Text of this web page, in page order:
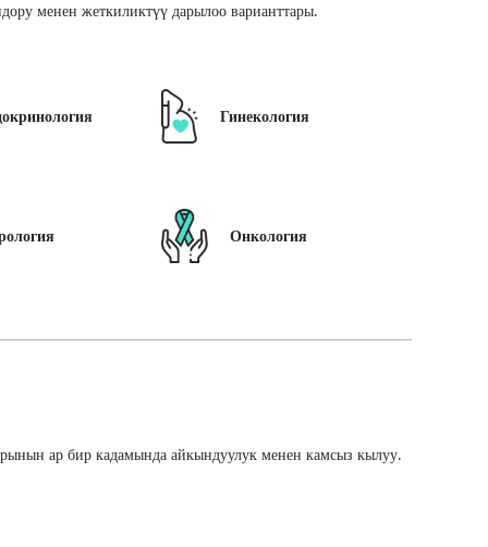
менен жеткиликтүү дарылоо варианттары.
Гинекология
Онкология
ар бир кадамында айкындуулук менен камсыз кылуу.